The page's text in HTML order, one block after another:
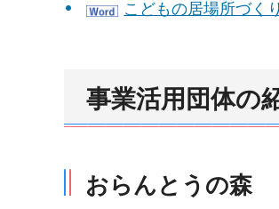
こどもの居場所づく
事業活用団体の
おらんとうの森